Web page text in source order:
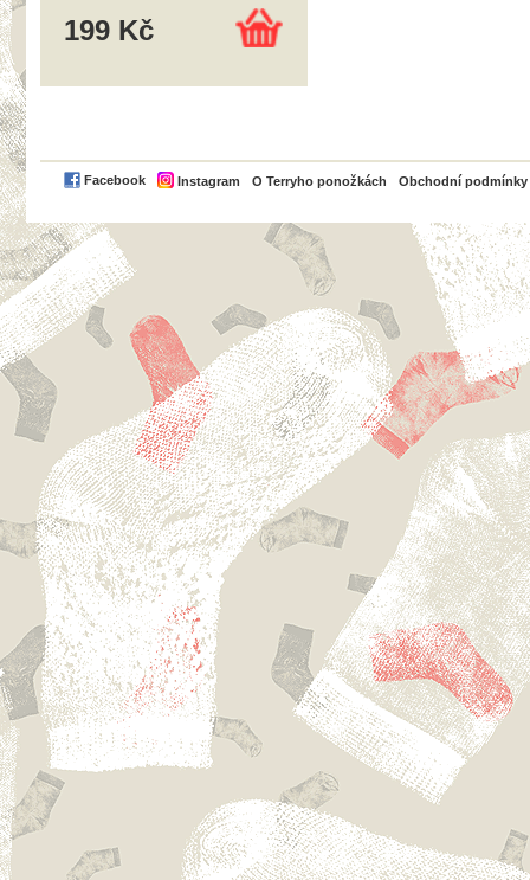
199 Kč
Facebook Instagram O Terryho ponožkách Obchodní podmínky
PayPal